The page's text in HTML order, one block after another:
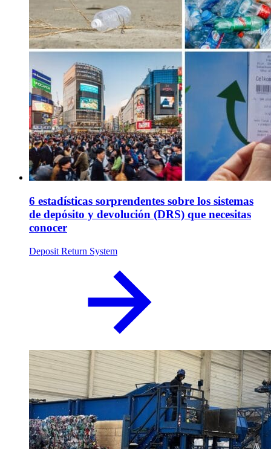
6 estadísticas sorprendentes sobre los sistemas
de depósito y devolución (DRS) que necesitas
conocer
Deposit Return System